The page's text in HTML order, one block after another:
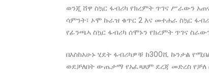
ወንጂ ሸዋ ስኳር ፋብሪካ የክረምት ጥገና ሥራውን
ሳምንት፣ ኦሞ ኩራዝ ቁጥር 2 እና መተሐራ ስኳር
የፊንጫኣ ስኳር ፋብሪካ ሰሞኑን የክረምት ጥገና
በእስከአሁኑ ሂደት ፋብሪካዎቹ ከ300ሺ ኩንታል
ወደቻለበት ውጤታማ የአፈጻጸም ደረጃ መድረስ የቻለ